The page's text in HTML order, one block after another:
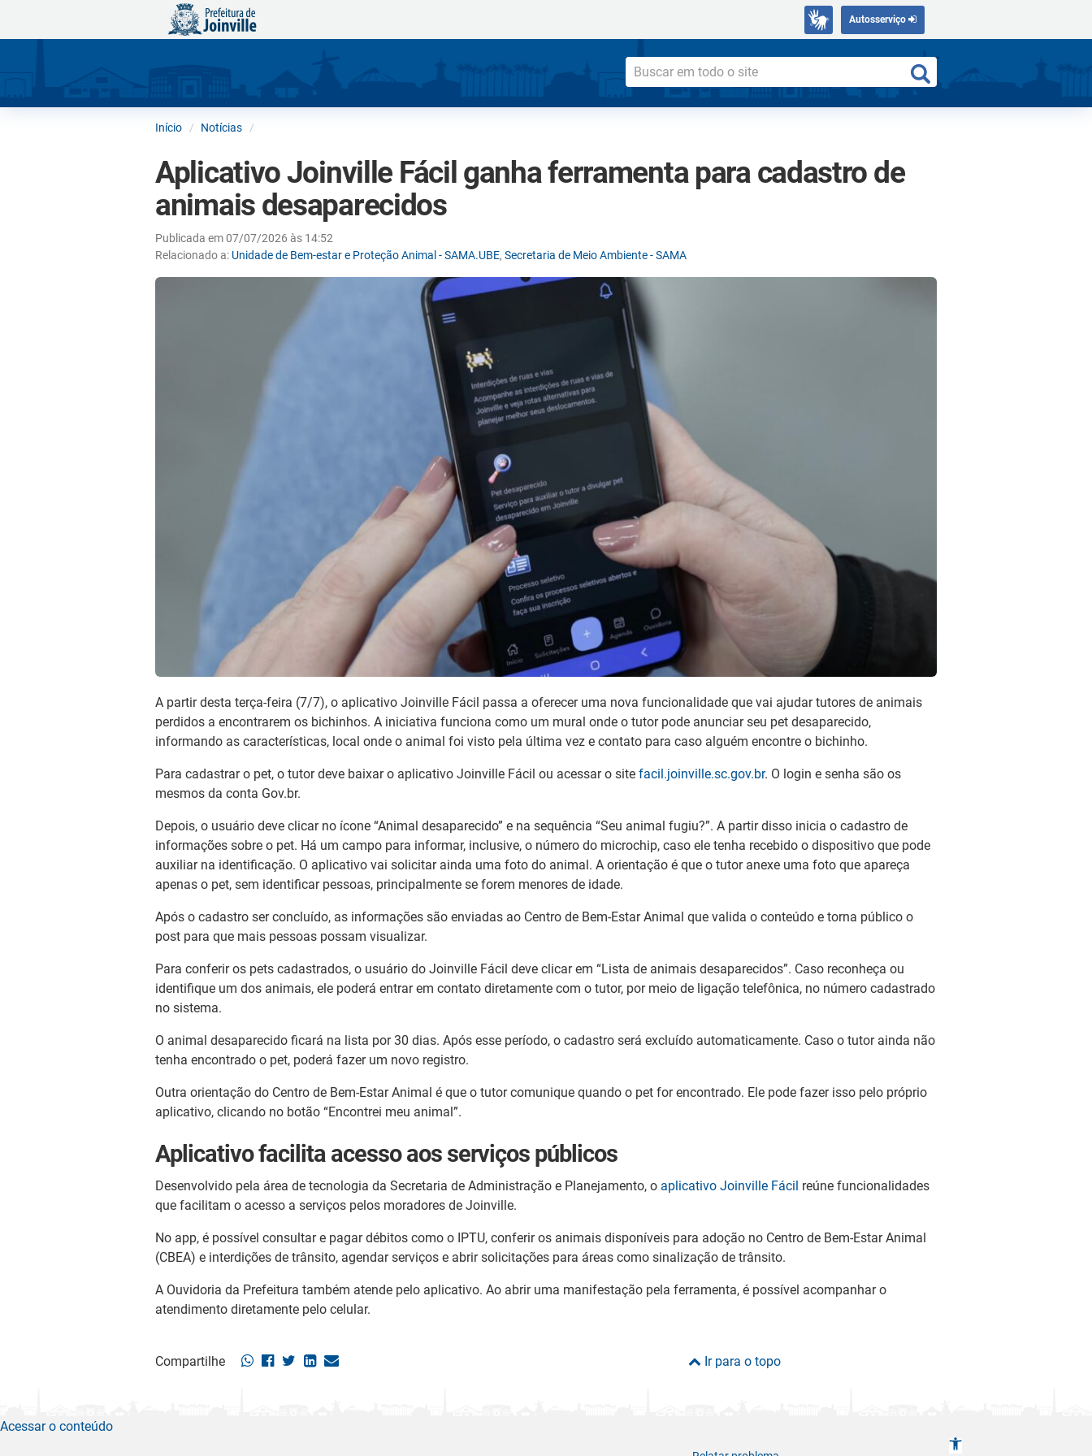
Autosserviço
Início Notícias
Aplicativo Joinville Fácil ganha ferramenta para cadastro de
animais desaparecidos
Publicada em 07/07/2026 às 14:52
Relacionado a: Unidade de Bem-estar e Proteção Animal - SAMA.UBE, Secretaria de Meio Ambiente - SAMA
A partir desta terça-feira (7/7), o aplicativo Joinville Fácil passa a oferecer uma nova funcionalidade que vai ajudar tutores de animais
perdidos a encontrarem os bichinhos. A iniciativa funciona como um mural onde o tutor pode anunciar seu pet desaparecido,
informando as características, local onde o animal foi visto pela última vez e contato para caso alguém encontre o bichinho.
Para cadastrar o pet, o tutor deve baixar o aplicativo Joinville Fácil ou acessar o site facil.joinville.sc.gov.br. O login e senha são os
mesmos da conta Gov.br.
Depois, o usuário deve clicar no ícone “Animal desaparecido” e na sequência “Seu animal fugiu?”. A partir disso inicia o cadastro de
informações sobre o pet. Há um campo para informar, inclusive, o número do microchip, caso ele tenha recebido o dispositivo que pode
auxiliar na identificação. O aplicativo vai solicitar ainda uma foto do animal. A orientação é que o tutor anexe uma foto que apareça
apenas o pet, sem identificar pessoas, principalmente se forem menores de idade.
Após o cadastro ser concluído, as informações são enviadas ao Centro de Bem-Estar Animal que valida o conteúdo e torna público o
post para que mais pessoas possam visualizar.
Para conferir os pets cadastrados, o usuário do Joinville Fácil deve clicar em “Lista de animais desaparecidos”. Caso reconheça ou
identifique um dos animais, ele poderá entrar em contato diretamente com o tutor, por meio de ligação telefônica, no número cadastrado
no sistema.
O animal desaparecido ficará na lista por 30 dias. Após esse período, o cadastro será excluído automaticamente. Caso o tutor ainda não
tenha encontrado o pet, poderá fazer um novo registro.
Outra orientação do Centro de Bem-Estar Animal é que o tutor comunique quando o pet for encontrado. Ele pode fazer isso pelo próprio
aplicativo, clicando no botão “Encontrei meu animal”.
Aplicativo facilita acesso aos serviços públicos
Desenvolvido pela área de tecnologia da Secretaria de Administração e Planejamento, o aplicativo Joinville Fácil reúne funcionalidades
que facilitam o acesso a serviços pelos moradores de Joinville.
No app, é possível consultar e pagar débitos como o IPTU, conferir os animais disponíveis para adoção no Centro de Bem-Estar Animal
(CBEA) e interdições de trânsito, agendar serviços e abrir solicitações para áreas como sinalização de trânsito.
A Ouvidoria da Prefeitura também atende pelo aplicativo. Ao abrir uma manifestação pela ferramenta, é possível acompanhar o
atendimento diretamente pelo celular.
Compartilhe Ir para o topo
Acessar o conteúdo
A